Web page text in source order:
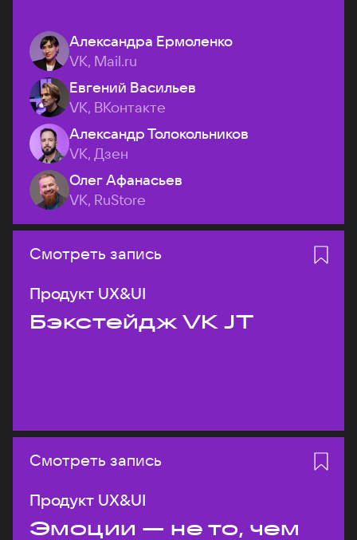
Александра Ермоленко
VK, Mail.ru
Евгений Васильев
VK, ВКонтакте
Александр Толокольников
VK, Дзен
Олег Афанасьев
VK, RuStore
Смотреть запись
Продукт UX&UI
Бэкстейдж VK JT
Смотреть запись
Продукт UX&UI
Эмоции — не то, чем